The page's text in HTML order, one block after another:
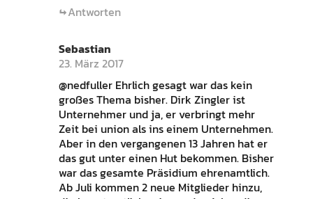
Antworten
Sebastian
23. März 2017
@nedfuller Ehrlich gesagt war das kein
großes Thema bisher. Dirk Zingler ist
Unternehmer und ja, er verbringt mehr
Zeit bei union als ins einem Unternehmen.
Aber in den vergangenen 13 Jahren hat er
das gut unter einen Hut bekommen. Bisher
war das gesamte Präsidium ehrenamtlich.
Ab Juli kommen 2 neue Mitglieder hinzu,